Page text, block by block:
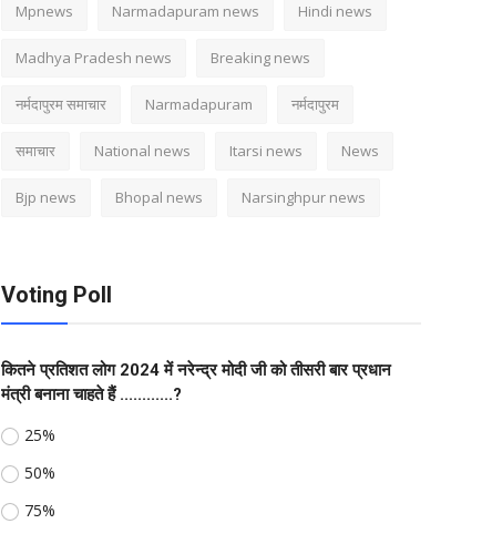
Mpnews Narmadapuram news Hindi news
Madhya Pradesh news Breaking news
नर्मदापुरम समाचार Narmadapuram नर्मदापुरम
समाचार National news Itarsi news News
Bjp news Bhopal news Narsinghpur news
Voting Poll
कितने प्रतिशत लोग 2024 में नरेन्द्र मोदी जी को तीसरी बार प्रधान
मंत्री बनाना चाहते हैं ............?
25%
50%
75%